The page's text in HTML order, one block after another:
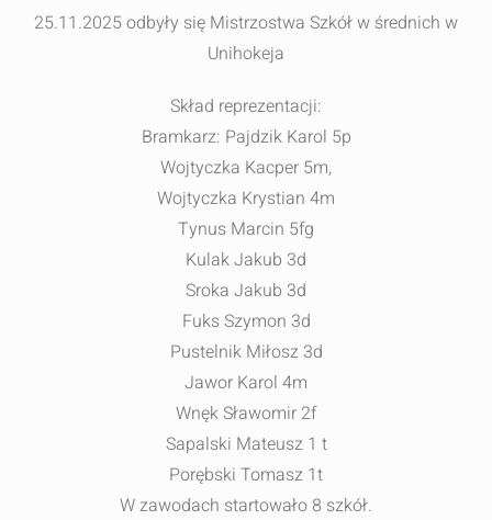
25.11.2025 odbyły się Mistrzostwa Szkół w średnich w
Unihokeja
Skład reprezentacji:
Bramkarz: Pajdzik Karol 5p
Wojtyczka Kacper 5m,
Wojtyczka Krystian 4m
Tynus Marcin 5fg
Kulak Jakub 3d
Sroka Jakub 3d
Fuks Szymon 3d
Pustelnik Miłosz 3d
Jawor Karol 4m
Wnęk Sławomir 2f
Sapalski Mateusz 1 t
Porębski Tomasz 1t
W zawodach startowało 8 szkół.